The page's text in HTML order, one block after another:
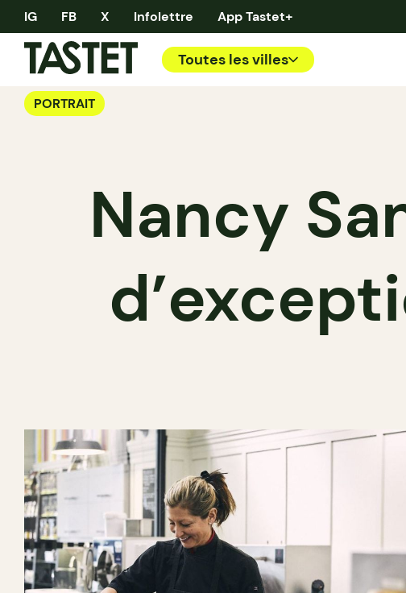
IG FB X Infolettre App Tastet+
Toutes les villes
PORTRAIT
Nancy